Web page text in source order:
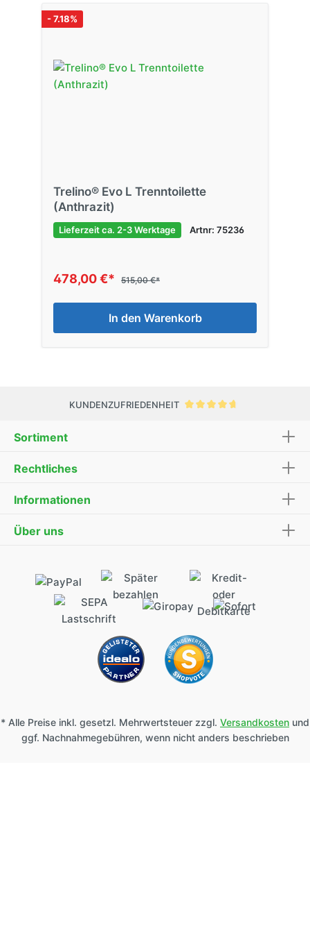
- 7.18%
Trelino® Evo L Trenntoilette
(Anthrazit)
Lieferzeit ca. 2-3 Werktage Artnr: 75236
478,00 €* 515,00 €*
In den Warenkorb
KUNDENZUFRIEDENHEIT
Sortiment
Rechtliches
Informationen
Über uns
* Alle Preise inkl. gesetzl. Mehrwertsteuer zzgl. Versandkosten und
ggf. Nachnahmegebühren, wenn nicht anders beschrieben